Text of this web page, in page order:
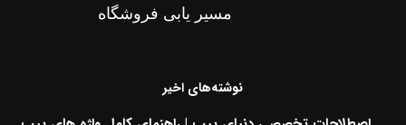
مسیر یابی فروشگاه
نوشته‌های اخیر